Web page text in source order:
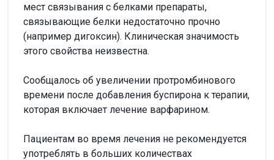
мест связывания с белками препараты,
связывающие белки недостаточно прочно
(например дигоксин). Клиническая значимость
этого свойства неизвестна.
Сообщалось об увеличении протромбинового
времени после добавления буспирона к терапии,
которая включает лечение варфарином.
Пациентам во время лечения не рекомендуется
употреблять в больших количествах